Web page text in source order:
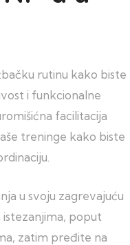
rutinu kako biste
i funkcionalne
facilitacija
treninge kako biste
u svoju zagrevajuću
istezanjima, poput
zatim pređite na